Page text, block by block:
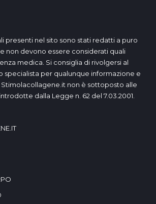
presenti nel sito sono stati redatti a puro
non devono essere considerati quali
medica. Si consiglia di rivolgersi al
specialista per qualunque informazione e
non è sottoposto alle
dalla Legge n. 62 del 7.03.2001.